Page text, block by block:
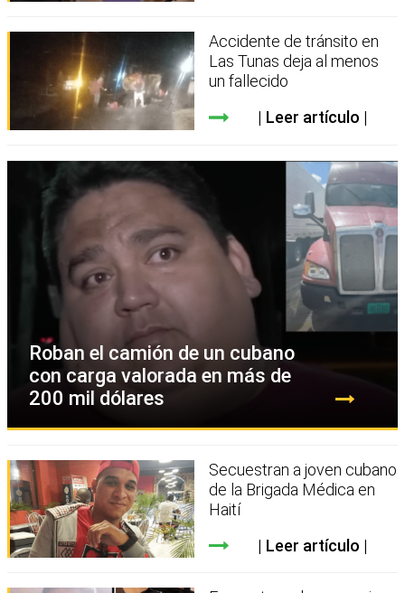
Accidente de tránsito en
Las Tunas deja al menos
un fallecido
Leer artículo
Roban el camión de un cubano
con carga valorada en más de
200 mil dólares
Secuestran a joven cubano
de la Brigada Médica en
Haití
Leer artículo